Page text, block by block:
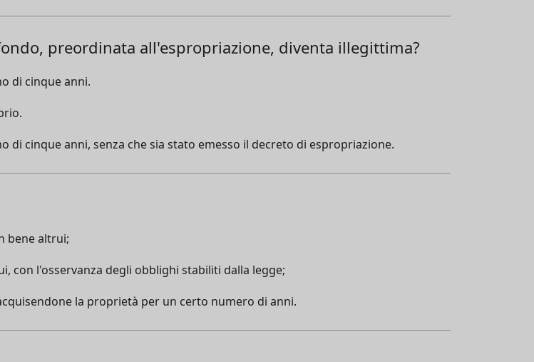
preordinata all'espropriazione, diventa illegittima?
di cinque anni.
cinque anni, senza che sia stato emesso il decreto di espropriazione.
bene altrui;
con l'osservanza degli obblighi stabiliti dalla legge;
la proprietà per un certo numero di anni.